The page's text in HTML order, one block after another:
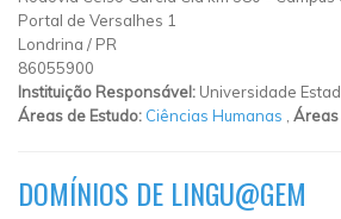
Portal de Versalhes 1
Londrina / PR
86055900
Instituição Responsável: Universidade
Áreas de Estudo: Ciências Humanas Áreas
DOMÍNIOS DE LINGU@GEM